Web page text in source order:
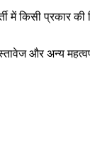
प्रकार की
और अन्य